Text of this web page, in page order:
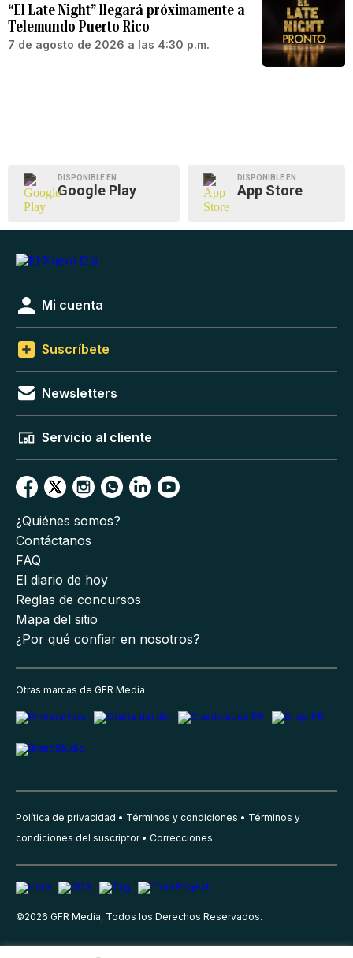
“El Late Night” llegará próximamente a
Telemundo Puerto Rico
7 de agosto de 2026 a las 4:30 p.m.
DISPONIBLE EN
Google Play
DISPONIBLE EN
App Store
Mi cuenta
Suscríbete
Newsletters
Servicio al cliente
¿Quiénes somos?
Contáctanos
FAQ
El diario de hoy
Reglas de concursos
Mapa del sitio
¿Por qué confiar en nosotros?
Otras marcas de GFR Media
Política de privacidad Términos y condiciones
Términos y
condiciones del suscriptor
Correcciones
©2026 GFR Media, Todos los Derechos Reservados.